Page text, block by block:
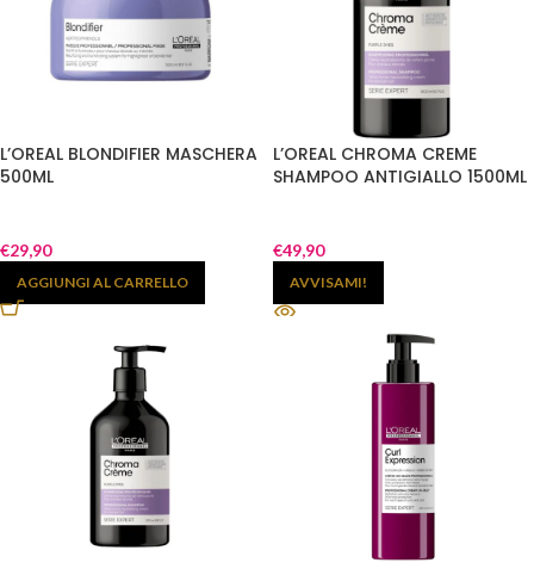
L’OREAL BLONDIFIER MASCHERA
500ML
€29,90
AGGIUNGI AL CARRELLO
L’OREAL CHROMA CREME
SHAMPOO ANTIGIALLO 1500ML
€49,90
AVVISAMI!